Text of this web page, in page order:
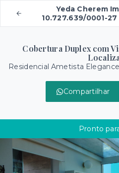
Yeda Cherem
10.727.639/0001-27
Cobertura Duplex com
Residencial Ametista
Compartilhar
Pronto